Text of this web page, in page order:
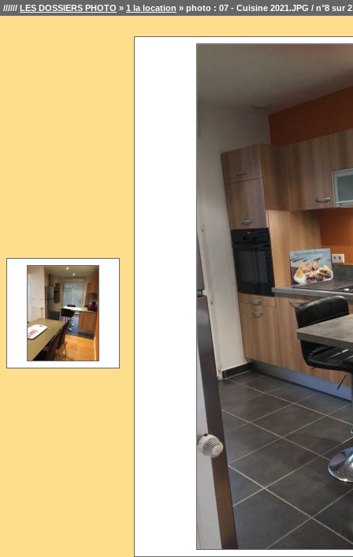
////// LES DOSSIERS PHOTO » 1 la location » photo : 07 - Cuisine 2021.JPG / n°8 sur